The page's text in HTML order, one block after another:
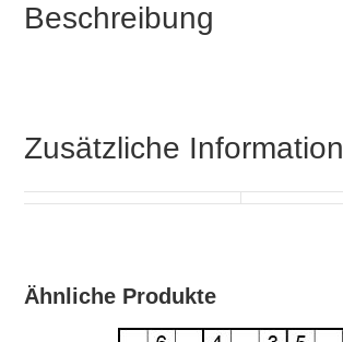
Beschreibung
Zusätzliche Information
Ähnliche Produkte